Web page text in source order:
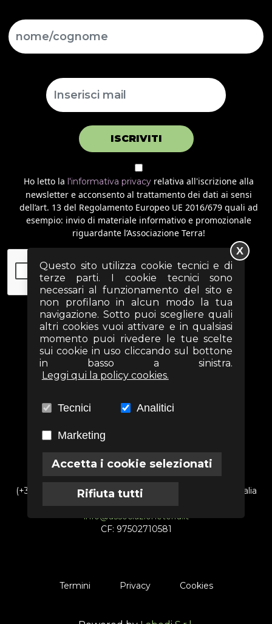
ISCRIVITI
Ho letto la l'informativa privacy relativa all'iscrizione alla
newsletter e acconsento al trattamento dei dati ai sensi
dell’art. 13 del Regolamento Europeo UE 2016/679 quali ad
esempio: invio di materiale informativo e promozionale
riguardante l’Associazione Terra!
(+39) 06 69352313 - Via Arezzo n. 18 - 00161- Roma - Italia
info@associazioneterra.it
CF: 97502710581
SEGUICI SUI SOCIAL
Termini Privacy Cookies
Questo sito utilizza cookie tecnici e di
terze parti. I cookie tecnici sono
necessari al funzionamento del sito e
non profilano in alcun modo la tua
navigazione. Sotto puoi scegliere quali
altri cookies vuoi attivare e in qualsiasi
momento puoi rivedere le tue scelte
sui cookie in uso cliccando sul bottone
in basso a sinistra.
Leggi qui la policy cookies.
Tecnici Analitici
Marketing
Accetta i cookie selezionati
Rifiuta tutti
X